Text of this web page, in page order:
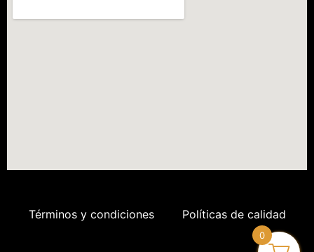
Términos y condiciones Políticas de calidad
0